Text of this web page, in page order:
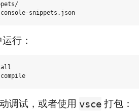
行：
调试，或者使用 vsce 打包：